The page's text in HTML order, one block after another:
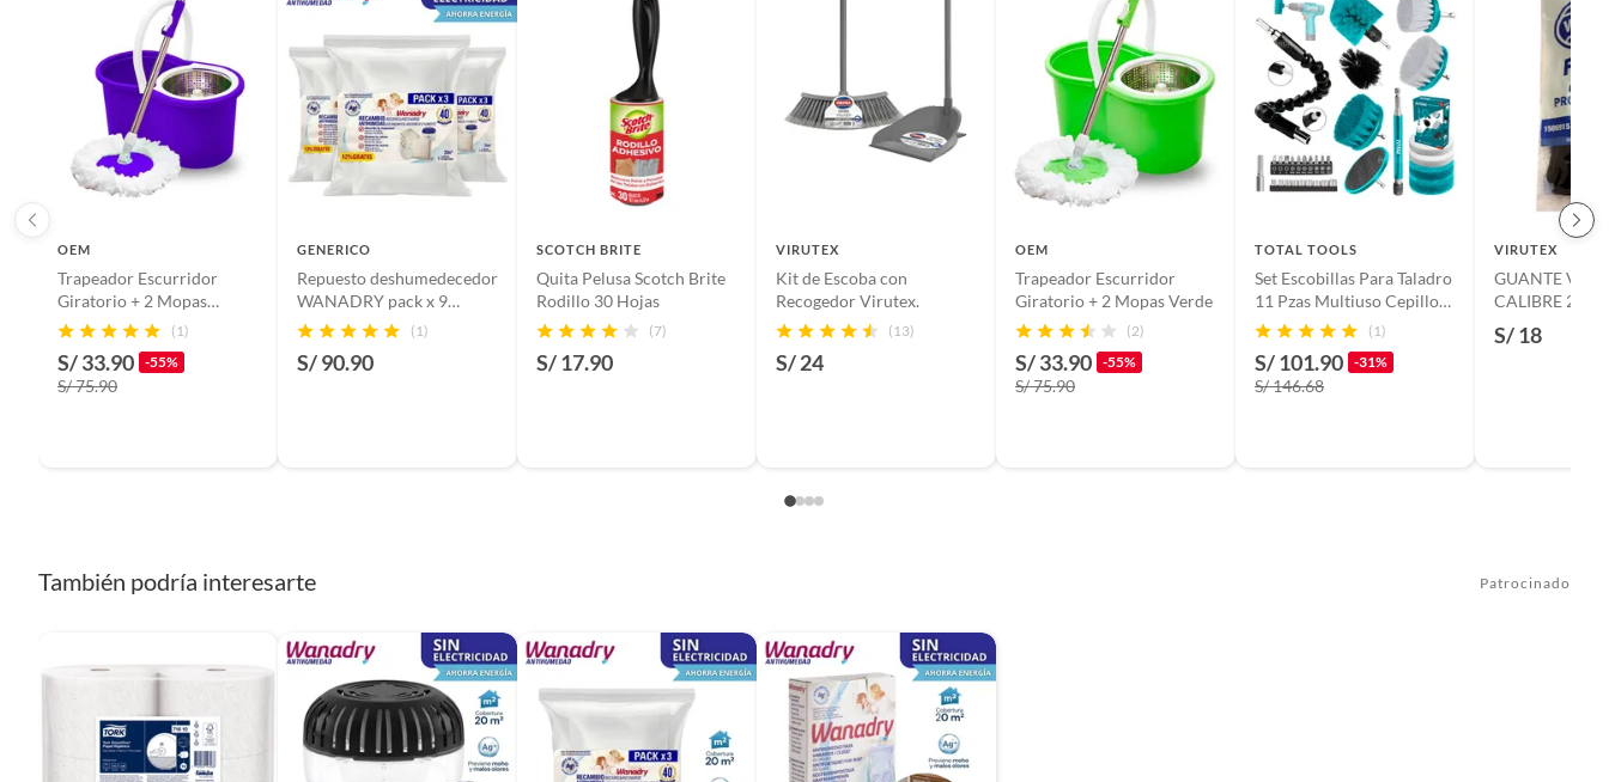
Material: PVC y Acero inoxidable
Mango de agarre
Material plástico y acero
Color: Verde
Presentación en Bolsa
OEM
Trapeador Escurridor
Giratorio + 2 Mopas
Morado
(1)
S/ 33.90 -55%
S/ 75.90
GENERICO
Repuesto deshumedecedor
WANADRY pack x 9
saquitos
(1)
S/ 90.90
SCOTCH BRITE
Quita Pelusa Scotch Brite
Rodillo 30 Hojas
(7)
S/ 17.90
VIRUTEX
Kit de Escoba con
Recogedor Virutex.
(13)
S/ 24
OEM
Trapeador Escurridor
Giratorio + 2 Mopas Verde
(2)
S/ 33.90 -55%
S/ 75.90
TOTAL TOOLS
Set Escobillas Para Taladro
11 Pzas Multiuso Cepillos
Total
(1)
S/ 101.90 -31%
S/ 146.68
VIRUTEX
GUANTE
CALIBRE 25
S/ 18
También podría interesarte Patrocinado